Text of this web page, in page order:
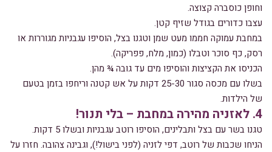
וחופן כוסברה קצוצה.
עצבו כדורים בגודל שזיף קטן.
במחבת עמוקה חממו מעט שמן וטגנו בצל, הוסיפו עגבניות מגוררות או
רסק, כף סוכר וטבלו (כמון, מלח, פפריקה).
הכניסו את הקציצות והוסיפו מים עד גובה ¾ מהן.
בשלו עם מכסה סגור 25-30 דקות על אש קטנה וריחפו בזמן בטעם
של הילדות.
4. לאזניה מהירה במחבת – בלי תנור!
טגנו בשר עם בצל ותבלינים, הוסיפו רוטב עגבניות ובשלו 5 דקות.
הניחו שכבות של רוטב, דפי לזניה (לפני בישול!), וגבינה צהובה. חזרו על